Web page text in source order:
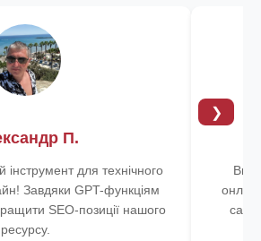
П.
для технічного
Завдяки GPT-функціям
SEO-позиції нашого
ресурсу.
❯